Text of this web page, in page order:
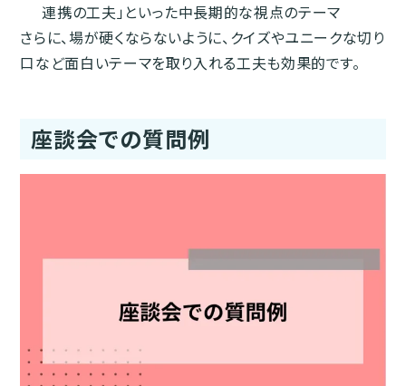
連携の工夫」といった中長期的な視点のテーマ
さらに、場が硬くならないように、クイズやユニークな切り
口など面白いテーマを取り入れる工夫も効果的です。
座談会での質問例